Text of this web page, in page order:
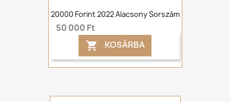
20000 Forint 2022 Alacsony Sorszám
50 000 Ft
 KOSÁRBA